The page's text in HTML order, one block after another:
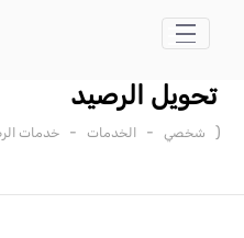
تخطي إلى المحتوى الرئيسي
تحويل الرصيد
( شخصي - الخدمات - خدمات